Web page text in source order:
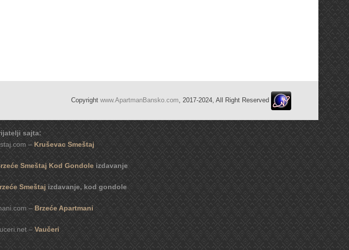
Copyright www.ApartmanBansko.com, 2017-2024, All Right Reserved
sajta:
– Kruševac Smeštaj
Smeštaj Kod Gondole izdavanje
Smeštaj izdavanje, kod gondole
– Brzeće Apartmani
– Vaučeri